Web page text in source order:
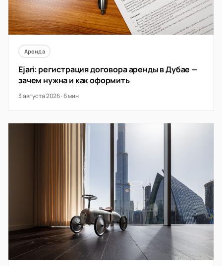
Аренда
Ejari: регистрация договора аренды в Дубае —
зачем нужна и как оформить
3 августа 2026 · 6 мин